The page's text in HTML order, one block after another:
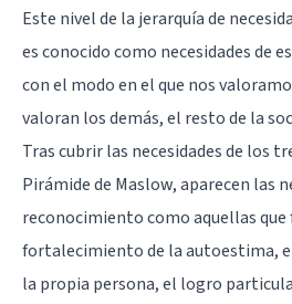
Este nivel de la jerarquía de
es conocido como necesidades de
con el modo en el que nos
valoran los demás, el resto de la
Tras cubrir las necesidades de los
Pirámide de Maslow, aparecen las
reconocimiento como aquellas que
fortalecimiento de laautoestima,
la propia persona, el logro